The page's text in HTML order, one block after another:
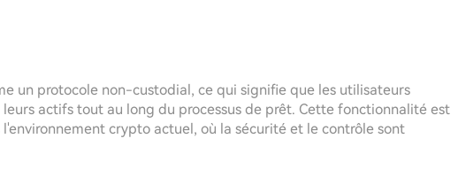
un protocole non-custodial, ce qui signifie que les utilisateurs
actifs tout au long du processus de prêt. Cette fonctionnalité est
crypto actuel, où la sécurité et le contrôle sont